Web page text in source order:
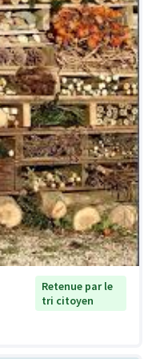
Retenue par le
tri citoyen